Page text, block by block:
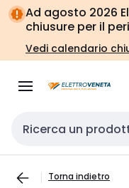
Vai alla
navigazione
Vai
alla
pagina
Ad agosto 2026
chiusure per il
Vedi calendario
Cerca input
Torna indietro